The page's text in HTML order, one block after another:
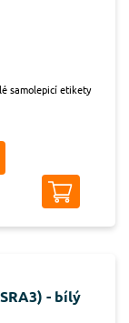
samolepicí etikety
- bílý